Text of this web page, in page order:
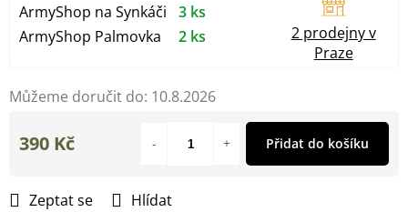
Můžeme doručit do: 10.8.2026
Zeptat se Hlídat
390 Kč Přidat do košíku
ArmyShop na Synkáči
3 ks
ArmyShop Palmovka
2 ks
2 prodejny v
Praze